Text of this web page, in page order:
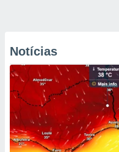
Notícias